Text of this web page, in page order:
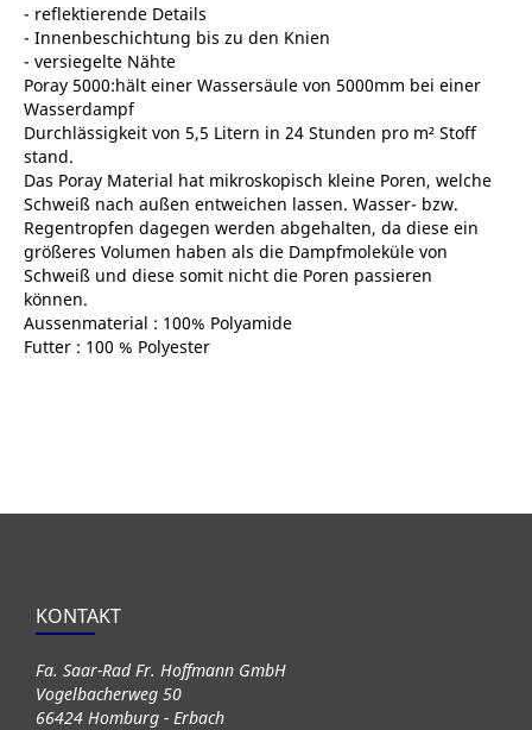
- reflektierende Details
- Innenbeschichtung bis zu den Knien
- versiegelte Nähte
Poray 5000:hält einer Wassersäule von 5000mm bei einer
Wasserdampf
Durchlässigkeit von 5,5 Litern in 24 Stunden pro m² Stoff
stand.
Das Poray Material hat mikroskopisch kleine Poren, welche
Schweiß nach außen entweichen lassen. Wasser- bzw.
Regentropfen dagegen werden abgehalten, da diese ein
größeres Volumen haben als die Dampfmoleküle von
Schweiß und diese somit nicht die Poren passieren
können.
Aussenmaterial : 100% Polyamide
Futter : 100 % Polyester
KONTAKT
Fa. Saar-Rad Fr. Hoffmann GmbH
Vogelbacherweg 50
66424 Homburg - Erbach